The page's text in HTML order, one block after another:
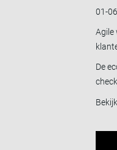
01-
Agile
De